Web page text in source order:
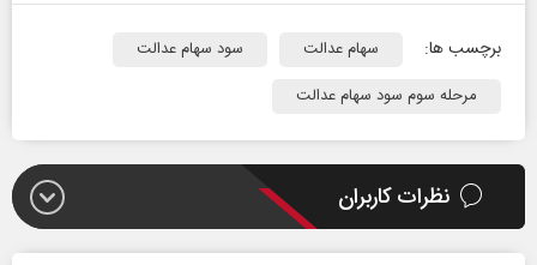
برچسب ها: سهام عدالت
سود سهام عدالت
مرحله سوم سود سهام عدالت
نظرات کاربران